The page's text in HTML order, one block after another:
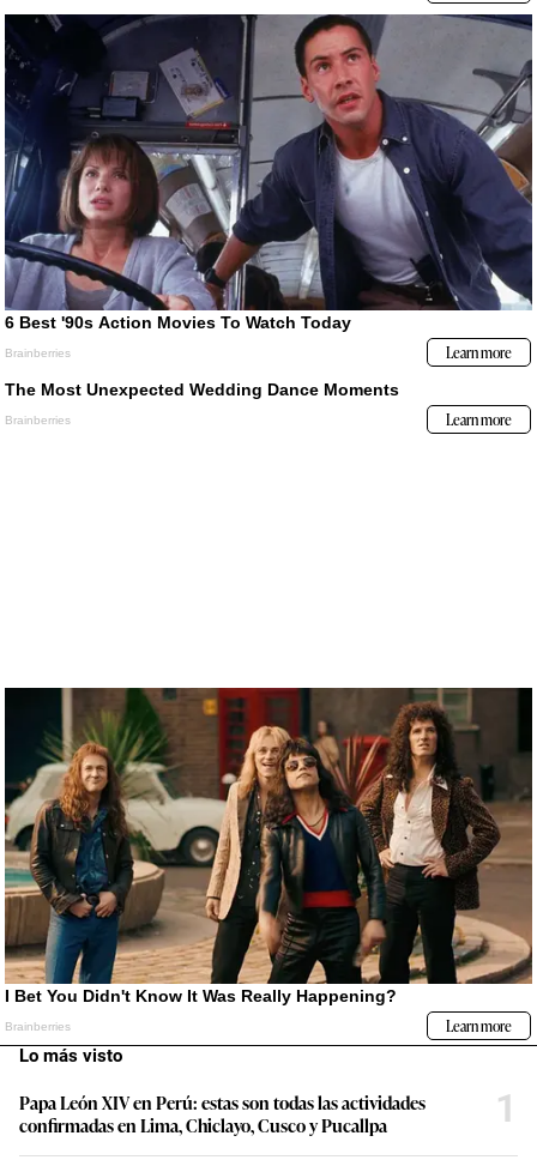
Lo más visto
Papa León XIV en Perú: estas son todas las actividades
confirmadas en Lima, Chiclayo, Cusco y Pucallpa
1